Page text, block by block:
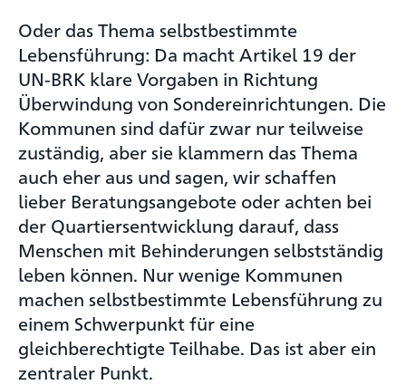
Oder das Thema selbstbestimmte
Lebensführung: Da macht Artikel 19 der
UN-BRK klare Vorgaben in Richtung
Überwindung von Sondereinrichtungen. Die
Kommunen sind dafür zwar nur teilweise
zuständig, aber sie klammern das Thema
auch eher aus und sagen, wir schaffen
lieber Beratungsangebote oder achten bei
der Quartiersentwicklung darauf, dass
Menschen mit Behinderungen selbstständig
leben können. Nur wenige Kommunen
machen selbstbestimmte Lebensführung zu
einem Schwerpunkt für eine
gleichberechtigte Teilhabe. Das ist aber ein
zentraler Punkt.